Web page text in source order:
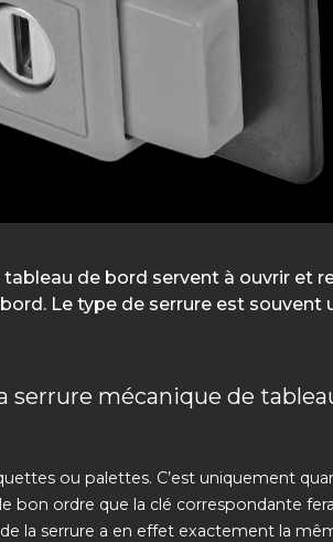
de bord servent à ouvrir et
Le type de serrure est souvent
mécanique de
ou palettes. C’est uniquement
bon ordre que la clé correspondante
la serrure a en effet exactement la